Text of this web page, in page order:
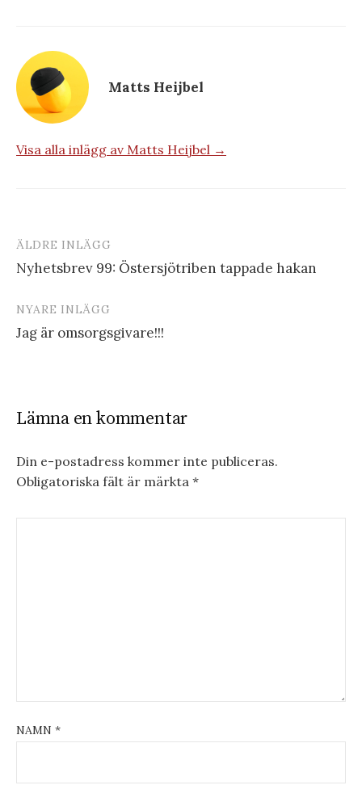
Matts Heijbel
Visa alla inlägg av Matts Heijbel →
Inläggsnavigering
ÄLDRE INLÄGG
Nyhetsbrev 99: Östersjötriben tappade hakan
NYARE INLÄGG
Jag är omsorgsgivare!!!
Lämna en kommentar
Din e-postadress kommer inte publiceras.
Obligatoriska fält är märkta *
NAMN *